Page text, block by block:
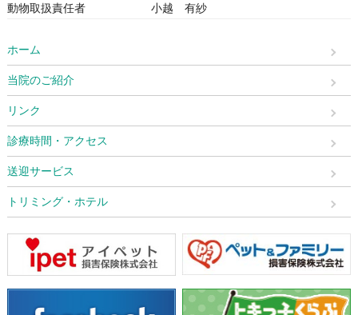
動物取扱責任者
小越 有紗
ホーム
当院のご紹介
リンク
診療時間・アクセス
送迎サービス
トリミング・ホテル